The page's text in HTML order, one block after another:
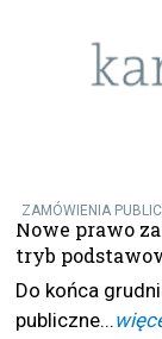
ZAMÓWIENIA
Nowe prawo
tryb
Do końca
publiczne...